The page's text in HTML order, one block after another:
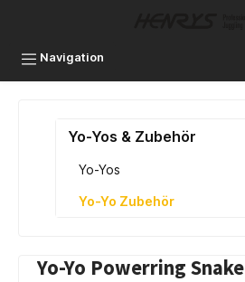
Navigation
Yo-Yos & Zubehör
Yo-Yos
Yo-Yo Zubehör
Yo-Yo Powerring Snake